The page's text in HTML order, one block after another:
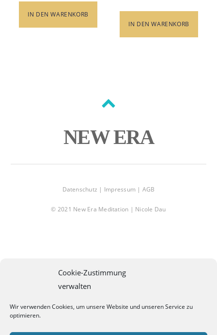
Cookie-Zustimmung
verwalten
Wir verwenden Cookies, um unsere Website und unseren Service zu
optimieren.
IN DEN WARENKORB
IN DEN WARENKORB
top
NEW ERA
Datenschutz | Impressum | AGB
© 2021 New Era Meditation | Nicole Dau